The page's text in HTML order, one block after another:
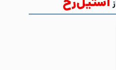
استیل‌رخ